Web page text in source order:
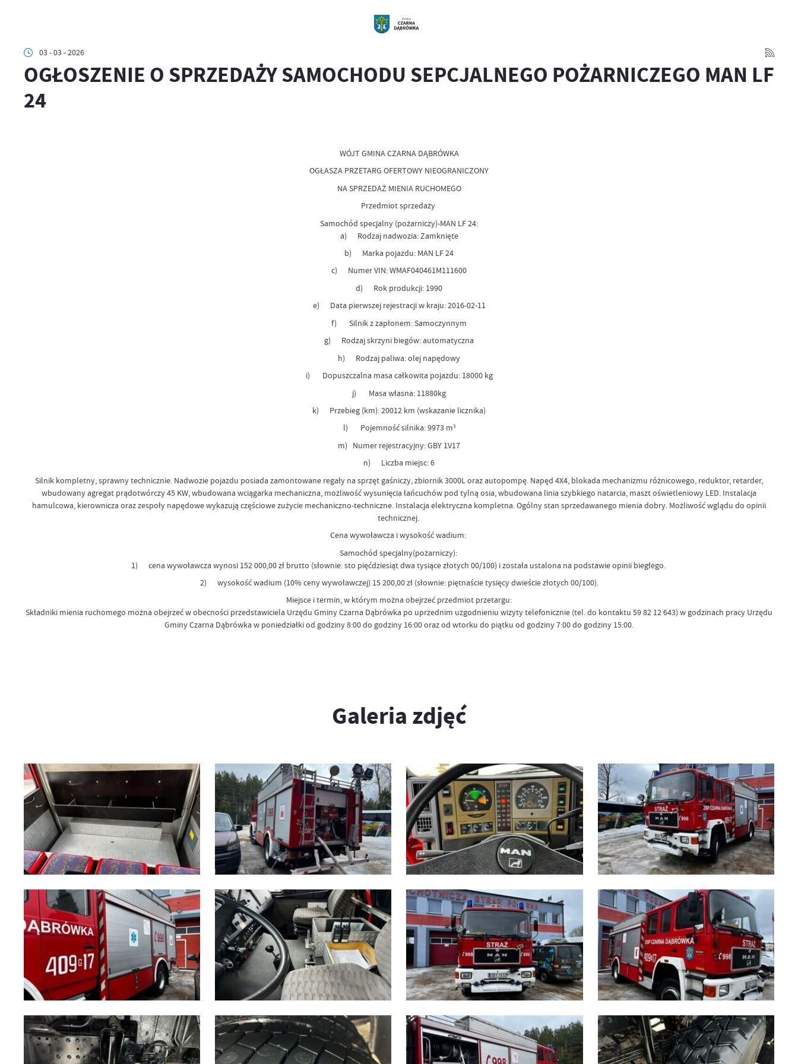
03 - 03 - 2026
OGŁOSZENIE O SPRZEDAŻY SAMOCHODU SEPCJALNEGO POŻARNICZEGO MAN LF
24
WÓJT GMINA CZARNA DĄBRÓWKA
OGŁASZA PRZETARG OFERTOWY NIEOGRANICZONY
NA SPRZEDAŻ MIENIA RUCHOMEGO
Przedmiot sprzedaży
Samochód specjalny (pożarniczy)-MAN LF 24:
a) Rodzaj nadwozia: Zamknięte
b) Marka pojazdu: MAN LF 24
c) Numer VIN: WMAF040461M111600
d) Rok produkcji: 1990
e) Data pierwszej rejestracji w kraju: 2016-02-11
f) Silnik z zapłonem: Samoczynnym
g) Rodzaj skrzyni biegów: automatyczna
h) Rodzaj paliwa: olej napędowy
i) Dopuszczalna masa całkowita pojazdu: 18000 kg
j) Masa własna: 11880kg
k) Przebieg (km): 20012 km (wskazanie licznika)
l) Pojemność silnika: 9973 m³
m) Numer rejestracyjny: GBY 1V17
n) Liczba miejsc: 6
Silnik kompletny, sprawny technicznie. Nadwozie pojazdu posiada zamontowane regały na sprzęt gaśniczy, zbiornik 3000L oraz autopompę. Napęd 4X4, blokada mechanizmu różnicowego, reduktor, retarder,
wbudowany agregat prądotwórczy 45 KW, wbudowana wciągarka mechaniczna, możliwość wysunięcia łańcuchów pod tylną osia, wbudowana linia szybkiego natarcia, maszt oświetleniowy LED. Instalacja
hamulcowa, kierownicza oraz zespoły napędowe wykazują częściowe zużycie mechaniczno-techniczne. Instalacja elektryczna kompletna. Ogólny stan sprzedawanego mienia dobry. Możliwość wglądu do opinii
technicznej.
Cena wywoławcza i wysokość wadium:
Samochód specjalny(pożarniczy):
1) cena wywoławcza wynosi 152 000,00 zł brutto (słownie: sto pięćdziesiąt dwa tysiące złotych 00/100) i została ustalona na podstawie opinii biegłego.
2) wysokość wadium (10% ceny wywoławczej) 15 200,00 zł (słownie: piętnaście tysięcy dwieście złotych 00/100).
Miejsce i termin, w którym można obejrzeć przedmiot przetargu:
Składniki mienia ruchomego można obejrzeć w obecności przedstawiciela Urzędu Gminy Czarna Dąbrówka po uprzednim uzgodnieniu wizyty telefonicznie (tel. do kontaktu 59 82 12 643) w godzinach pracy Urzędu
Gminy Czarna Dąbrówka w poniedziałki od godziny 8:00 do godziny 16:00 oraz od wtorku do piątku od godziny 7:00 do godziny 15:00.
Galeria zdjęć